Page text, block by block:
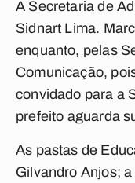
A Secretaria de
Sidnart Lima.
enquanto, pelas
Comunicação,
convidado para a
prefeito aguarda
As pastas de
Gilvandro Anjos;